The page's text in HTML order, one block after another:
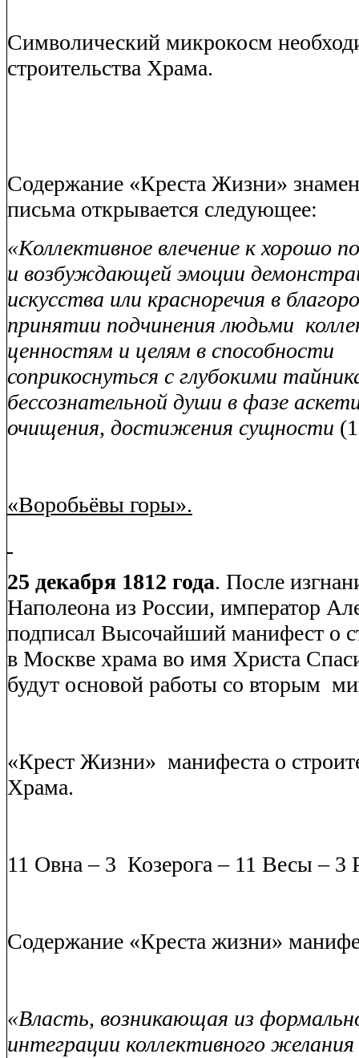
Символический микрокосм
строительства Храма.
Содержание «Креста Жизни»
письма открывается следующее:
«Коллективное влечение к хорошо
и возбуждающей эмоции
искусства или красноречия в
принятии подчинения людьми
ценностям и целям в способности
соприкоснуться с глубокими
бессознательной души в фазе
очищения, достижения сущности
«Воробьёвы горы».
25 декабря 1812 года. После
Наполеона из России, император
подписал Высочайший манифест о
в Москве храма во имя Христа
будут основой работы со вторым
«Крест Жизни» манифеста о
Храма.
11 Овна – 3 Козерога – 11 Весы – 3
Содержание «Креста жизни»
«Власть, возникающая из
интеграции коллективного желания